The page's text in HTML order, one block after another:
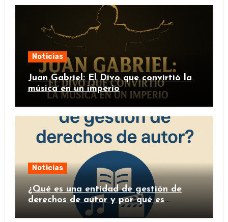
Noticias
Juan Gabriel: El Divo que convirtió la
música en un imperio
Noticias
¿Qué es una entidad de gestión de
derechos de autor y por qué es
importante?